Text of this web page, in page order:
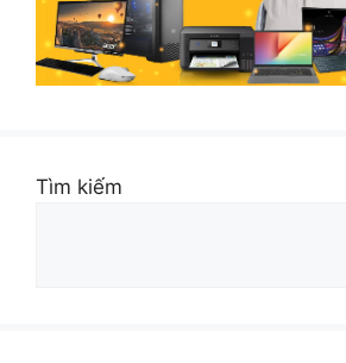
Tìm kiếm